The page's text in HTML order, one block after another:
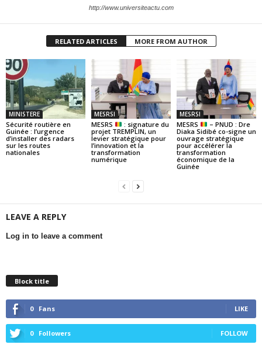
http://www.universiteactu.com
RELATED ARTICLES MORE FROM AUTHOR
MINISTERE
Sécurité routière en
Guinée : l’urgence
d’installer des radars
sur les routes
nationales
MESRSI
MESRS
: signature du
projet TREMPLIN, un
levier stratégique pour
l’innovation et la
transformation
numérique
MESRSI
MESRS
– PNUD : Dre
Diaka Sidibé co-signe un
ouvrage stratégique
pour accélérer la
transformation
économique de la
Guinée
LEAVE A REPLY
Log in to leave a comment
Block title
0 Fans LIKE
0 Followers FOLLOW